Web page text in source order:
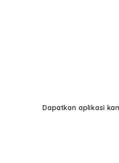
Dapatkan aplikasi